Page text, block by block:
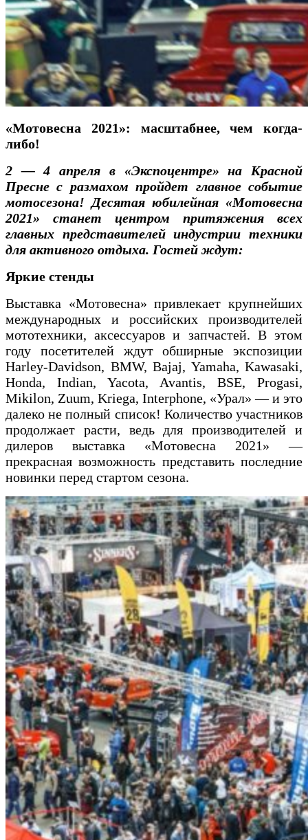
«Мотовесна 2021»: масштабнее, чем когда-
либо!
2 — 4 апреля в «Экспоцентре» на Красной
Пресне с размахом пройдет главное событие
мотосезона! Десятая юбилейная «Мотовесна
2021» станет центром притяжения всех
главных представителей индустрии техники
для активного отдыха. Гостей ждут:
Яркие стенды
Выставка «Мотовесна» привлекает крупнейших
международных и российских производителей
мототехники, аксессуаров и запчастей. В этом
году посетителей ждут обширные экспозиции
Harley-Davidson, BMW, Bajaj, Yamaha, Kawasaki,
Honda, Indian, Yacota, Avantis, BSE, Progasi,
Mikilon, Zuum, Kriega, Interphone, «Урал» — и это
далеко не полный список! Количество участников
продолжает расти, ведь для производителей и
дилеров выставка «Мотовесна 2021» —
прекрасная возможность представить последние
новинки перед стартом сезона.